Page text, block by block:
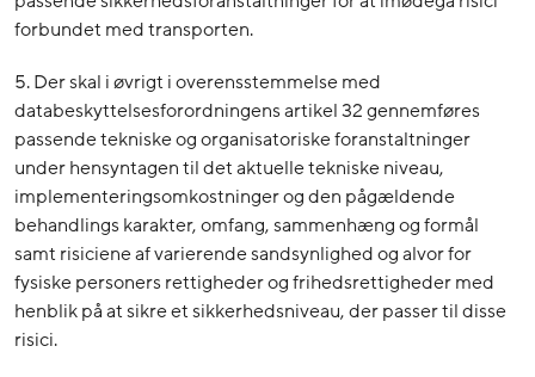
forbundet med transporten.
5. Der skal i øvrigt i overensstemmelse med
databeskyttelsesforordningens artikel 32 gennemføres
passende tekniske og organisatoriske foranstaltninger
under hensyntagen til det aktuelle tekniske niveau,
implementeringsomkostninger og den pågældende
behandlings karakter, omfang, sammenhæng og formål
samt risiciene af varierende sandsynlighed og alvor for
fysiske personers rettigheder og frihedsrettigheder med
henblik på at sikre et sikkerhedsniveau, der passer til disse
risici.